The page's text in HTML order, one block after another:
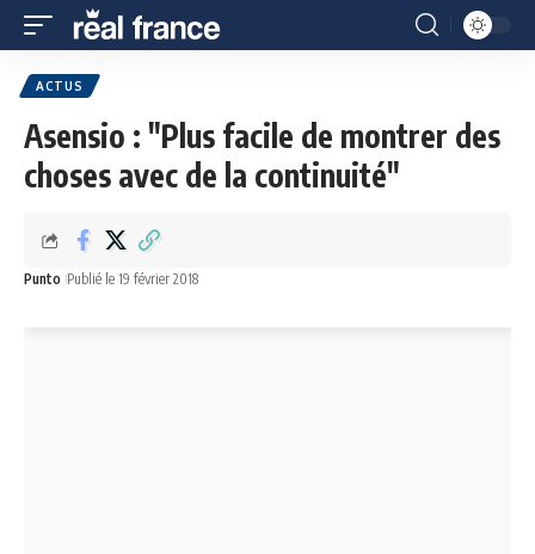
ACTUS
Asensio : "Plus facile de montrer des
choses avec de la continuité"
Punto Publié le 19 février 2018